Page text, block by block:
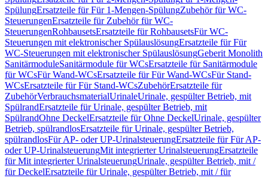
SpülungErsatzteile für Für 1-Mengen-SpülungZubehör für WC-
SteuerungenErsatzteile für Zubehör für WC-
SteuerungenRohbausetsErsatzteile für RohbausetsFür WC-
Steuerungen mit elektronischer SpülauslösungErsatzteile für Für
WC-Steuerungen mit elektronischer SpülauslösungGeberit Monolith
SanitärmoduleSanitärmodule für WCsErsatzteile für Sanitärmodule
für WCsFür Wand-WCsErsatzteile für Für Wand-WCsFür Stand-
WCsErsatzteile für Für Stand-WCsZubehörErsatzteile für
ZubehörVerbrauchsmaterialUrinaleUrinale, gespülter Betrieb, mit
SpülrandErsatzteile für Urinale, gespülter Betrieb, mit
SpülrandOhne DeckelErsatzteile für Ohne DeckelUrinale, gespülter
Betrieb, spülrandlosErsatzteile für Urinale, gespülter Betrieb,
spülrandlosFür AP- oder UP-UrinalsteuerungErsatzteile für Für AP-
oder UP-UrinalsteuerungMit integrierter UrinalsteuerungErsatzteile
für Mit integrierter UrinalsteuerungUrinale, gespülter Betrieb, mit /
für DeckelErsatzteile für Urinale, gespülter Betrieb, mit / für